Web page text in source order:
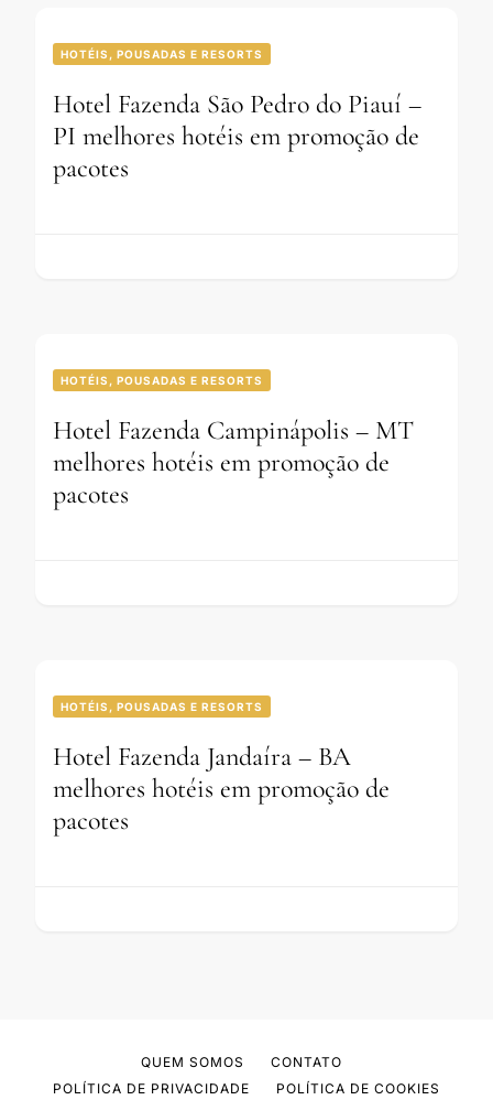
HOTÉIS, POUSADAS E RESORTS
Hotel Fazenda São Pedro do Piauí –
PI melhores hotéis em promoção de
pacotes
HOTÉIS, POUSADAS E RESORTS
Hotel Fazenda Campinápolis – MT
melhores hotéis em promoção de
pacotes
HOTÉIS, POUSADAS E RESORTS
Hotel Fazenda Jandaíra – BA
melhores hotéis em promoção de
pacotes
QUEM SOMOS
CONTATO
POLÍTICA DE PRIVACIDADE
POLÍTICA DE COOKIES